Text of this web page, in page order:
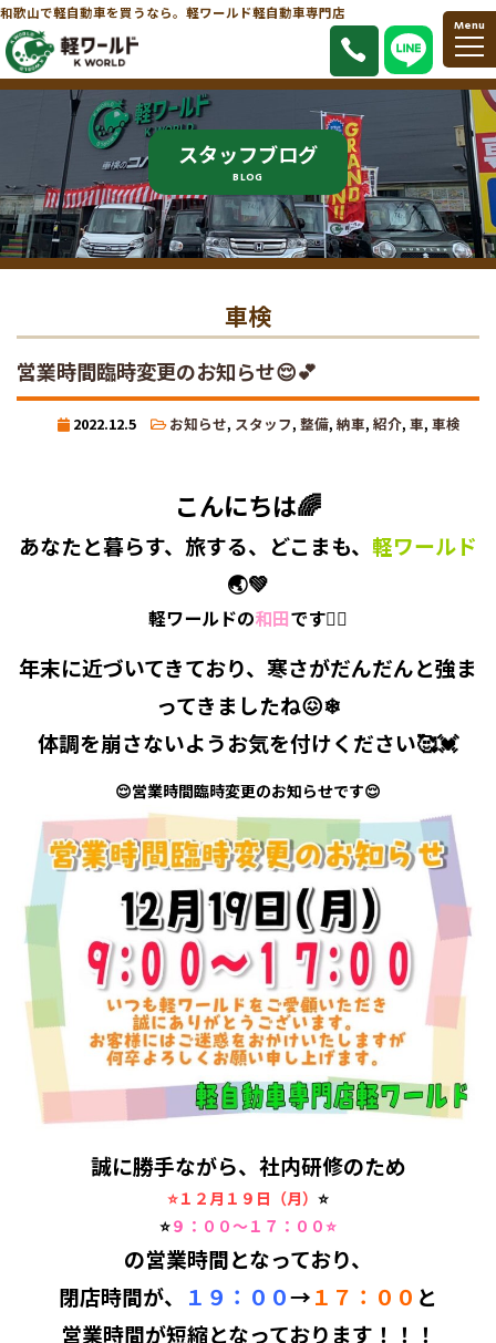
和歌山で軽自動車を買うなら。軽ワールド軽自動車専門店
Menu
スタッフブログ
BLOG
車検
営業時間臨時変更のお知らせ😌💕
2022.12.5 お知らせ, スタッフ, 整備, 納車, 紹介, 車, 車検
こんにちは🌈
あなたと暮らす、旅する、どこまも、 軽ワールド
🌏💚
軽ワールドの和田です🙋‍♀️
年末に近づいてきており、寒さがだんだんと強ま
ってきましたね😖❄
体調を崩さないようお気を付けください🥰💓
😌営業時間臨時変更のお知らせです😌
誠に勝手ながら、社内研修のため
⭐１２月１９日（月） ⭐
⭐９：００～１７：００⭐
の営業時間となっており、
閉店時間が、
１９：００→１７：００ と
営業時間が短縮となっております！！！